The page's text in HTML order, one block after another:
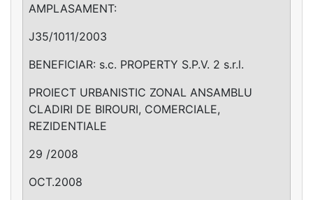
AMPLASAMENT:
J35/1011/2003
BENEFICIAR: s.c. PROPERTY S.P.V. 2 s.r.l.
PROIECT URBANISTIC ZONAL ANSAMBLU
CLADIRI DE BIROURI, COMERCIALE,
REZIDENTIALE
29 /2008
OCT.2008